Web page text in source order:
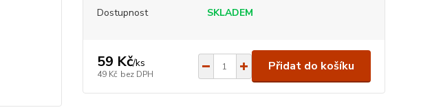
Dostupnost SKLADEM
59 Kč/ks
49 Kč bez DPH
Přidat do košíku